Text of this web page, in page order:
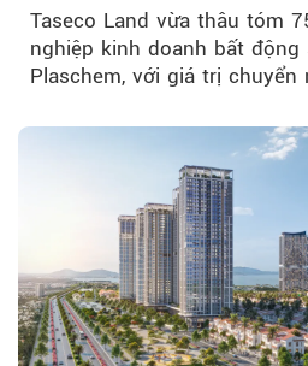
Taseco Land vừa thâu tóm
nghiệp kinh doanh bất
Plaschem, với giá trị